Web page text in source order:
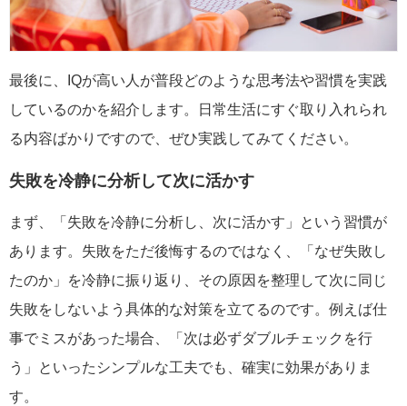
最後に、IQが高い人が普段どのような思考法や習慣を実践
しているのかを紹介します。日常生活にすぐ取り入れられ
る内容ばかりですので、ぜひ実践してみてください。
失敗を冷静に分析して次に活かす
まず、「失敗を冷静に分析し、次に活かす」という習慣が
あります。失敗をただ後悔するのではなく、「なぜ失敗し
たのか」を冷静に振り返り、その原因を整理して次に同じ
失敗をしないよう具体的な対策を立てるのです。例えば仕
事でミスがあった場合、「次は必ずダブルチェックを行
う」といったシンプルな工夫でも、確実に効果がありま
す。